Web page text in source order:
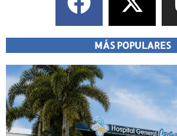
MÁS POPULARES